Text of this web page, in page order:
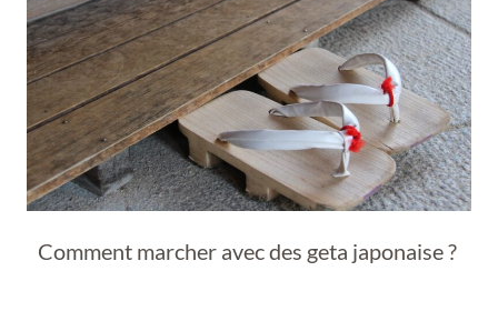
Comment marcher avec des geta japonaise ?